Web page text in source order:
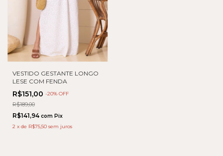
VESTIDO GESTANTE LONGO
LESE COM FENDA
R$151,00 -20% OFF
R$189,00
R$141,94 com Pix
2 x de R$75,50 sem juros